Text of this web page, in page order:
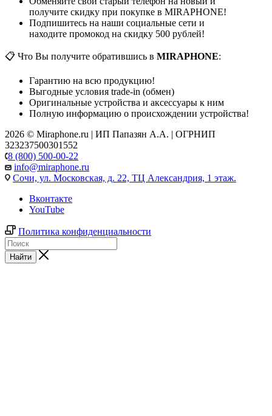
получите скидку при покупке в MIRAPHONE!
Подпишитесь на наши социальные сети и
находите промокод на скидку 500 рублей!
📋 Что Вы получите обратившись в MIRAPHONE:
Гарантию на всю продукцию!
Выгодные условия trade-in (обмен)
Оригинальные устройства и аксессуары к ним
Полную информацию о происхождении устройства!
2026 © Miraphone.ru | ИП Папазян А.А. | ОГРНИП
323237500301552
8 (800) 500-00-22
info@miraphone.ru
Сочи, ул. Московская, д. 22, ТЦ Александрия, 1 этаж.
Вконтакте
YouTube
Политика конфиденциальности
Найти